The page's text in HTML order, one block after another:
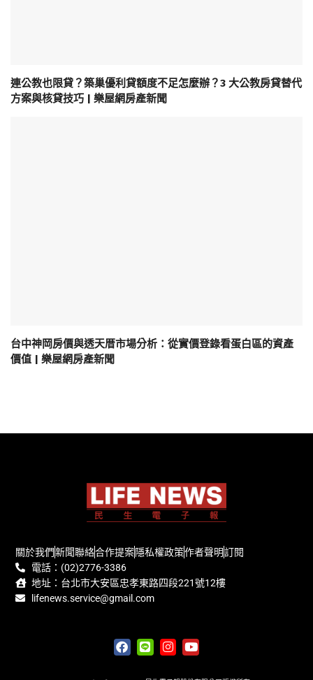
連公教也限貸？築巢優利貸額度不足怎麼辦？3 大公教房貸替代
方案與核貸技巧 | 樂屋網房產新聞
台中神岡房價與透天厝市場分析：從實價登錄看蛋白區的資產
價值 | 樂屋網房產新聞
關於我們新聞聯絡合作提案隱私權政策作者聲明訂閱
電話：(02)2776-3386
地址：台北市大安區忠孝東路四段221號12樓
lifenews.service@gmail.com